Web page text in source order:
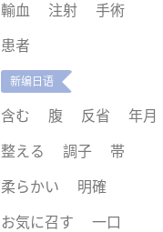
輸血
注射
手術
患者
新编日语
含む 腹 反省
年月
整える
調子
帯
柔らかい
明確
お気に召す
一口